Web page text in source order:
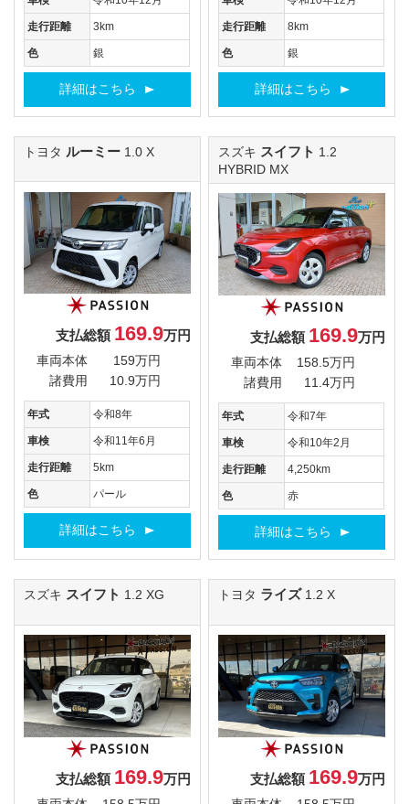
走行距離 3km
色 銀
詳細はこちら
走行距離 8km
色 銀
詳細はこちら
トヨタ ルーミー 1.0 X
支払総額 169.9万円
車両本体
159万円
諸費用
10.9万円
年式 令和8年
車検 令和11年6月
走行距離 5km
色 パール
詳細はこちら
スズキ スイフト 1.2
HYBRID MX
支払総額 169.9万円
車両本体
158.5万円
諸費用
11.4万円
年式 令和7年
車検 令和10年2月
走行距離 4,250km
色 赤
詳細はこちら
スズキ スイフト 1.2 XG
支払総額 169.9万円
トヨタ ライズ 1.2 X
支払総額 169.9万円